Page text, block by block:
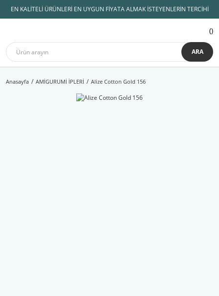
EN KALİTELİ ÜRÜNLERİ EN UYGUN FİYATA ALMAK İSTEYENLERİN TERCİHİ
ARA
Anasayfa AMİGURUMİ İPLERİ Alize Cotton Gold 156